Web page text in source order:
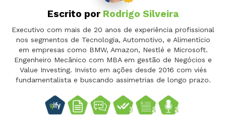
Escrito por Rodrigo Silveira
Executivo com mais de 20 anos de experiência profissional
nos segmentos de Tecnologia, Automotivo, e Alimentício
em empresas como BMW, Amazon, Nestlé e Microsoft.
Engenheiro Mecânico com MBA em gestão de Negócios e
Value Investing. Invisto em ações desde 2016 com viés
fundamentalista e buscando assimetrias de longo prazo.